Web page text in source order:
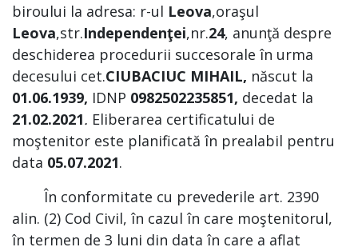
biroului la adresa: r-ul Leova,oraşul
Leova,str.Independenţei,nr.24, anunţă despre
deschiderea procedurii succesorale în urma
decesului cet.CIUBACIUC MIHAIL, născut la
01.06.1939, IDNP 0982502235851, decedat la
21.02.2021. Eliberarea certificatului de
moştenitor este planificată în prealabil pentru
data 05.07.2021.
În conformitate cu prevederile art. 2390
alin. (2) Cod Civil, în cazul în care moştenitorul,
în termen de 3 luni din data în care a aflat